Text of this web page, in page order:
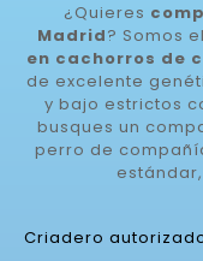
¿Quieres
Madrid? Somos el
en cachorros de
de excelente
y bajo estrictos
busques un
perro de
Criadero autorizado